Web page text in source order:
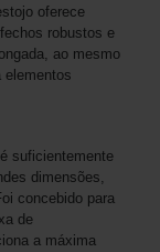
oferece
robustos e
ao mesmo
elementos
suficientemente
dimensões,
concebido para
de
a máxima